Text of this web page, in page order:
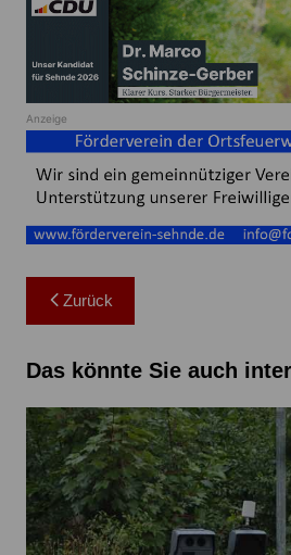
Anzeige
Beitragsnavigation
Zurück
Das könnte Sie auch